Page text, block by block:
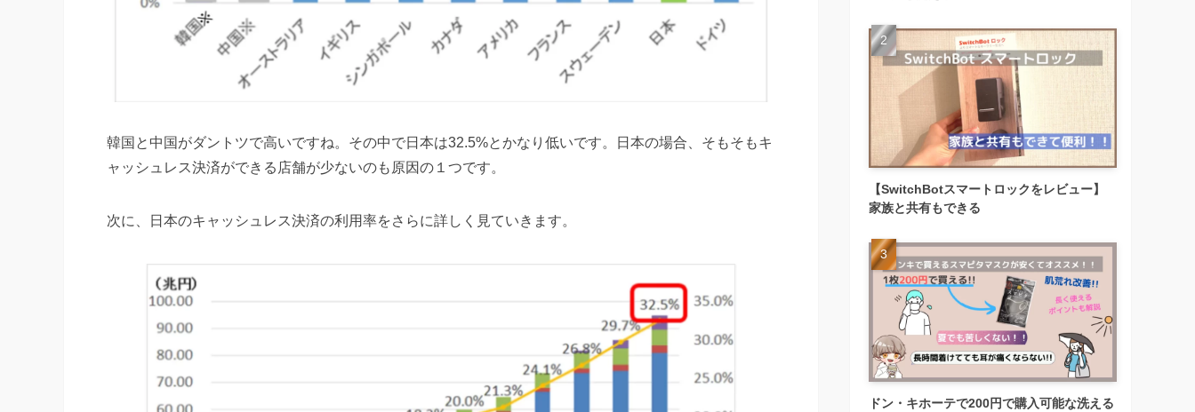
韓国と中国がダントツで高いですね。その中で日本は32.5%とかなり低いです。日本の場合、そもそもキ
ャッシュレス決済ができる店舗が少ないのも原因の１つです。
次に、日本のキャッシュレス決済の利用率をさらに詳しく見ていきます。
【SwitchBotスマートロックをレビュー】
家族と共有もできる
ドン・キホーテで200円で購入可能な洗える